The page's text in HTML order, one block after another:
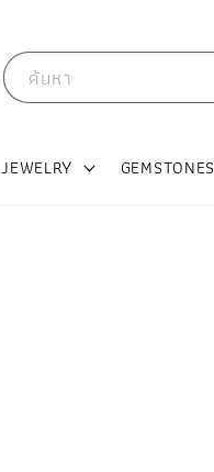
ค้นหา
JEWELRY GEMSTONES